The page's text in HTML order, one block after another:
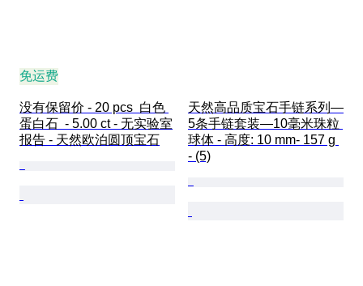
免运费
没有保留价 - 20 pcs  白色
蛋白石  - 5.00 ct - 无实验室
报告 - 天然欧泊圆顶宝石
天然高品质宝石手链系列—
5条手链套装—10毫米珠粒
球体 - 高度: 10 mm- 157 g
- (5)